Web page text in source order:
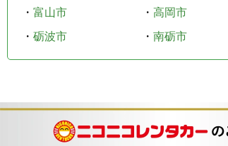
・ 富山市 ・ 高岡市
・ 砺波市 ・ 南砺市